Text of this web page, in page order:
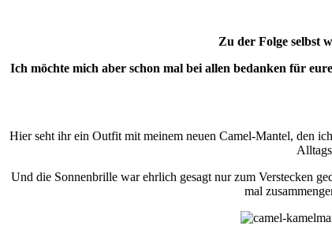
Zu der Folge selbst
Ich möchte mich aber schon mal bei allen bedanken für
Hier seht ihr ein Outfit mit meinem neuen Camel-Mantel, den
Und die Sonnenbrille war ehrlich gesagt nur zum Verstecken
mal